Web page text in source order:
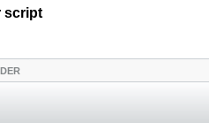
script